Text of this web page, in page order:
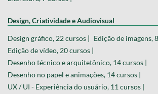
Design, Criatividade e Audiovisual
Design gráfico, 22 cursos |
Edição de imagens,
Edição de vídeo, 20 cursos |
Desenho técnico e arquitetônico, 14 cursos |
Desenho no papel e animações, 14 cursos |
UX / UI - Experiência do usuário, 11 cursos |